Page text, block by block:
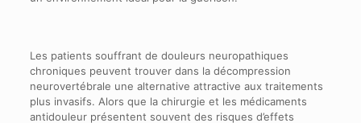
Les patients souffrant de douleurs neuropathiques
chroniques peuvent trouver dans la décompression
neurovertébrale une alternative attractive aux traitements
plus invasifs. Alors que la chirurgie et les médicaments
antidouleur présentent souvent des risques d’effets